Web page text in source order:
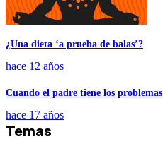
¿Una dieta ‘a prueba de balas’?
hace 12 años
Cuando el padre tiene los problemas
hace 17 años
Temas